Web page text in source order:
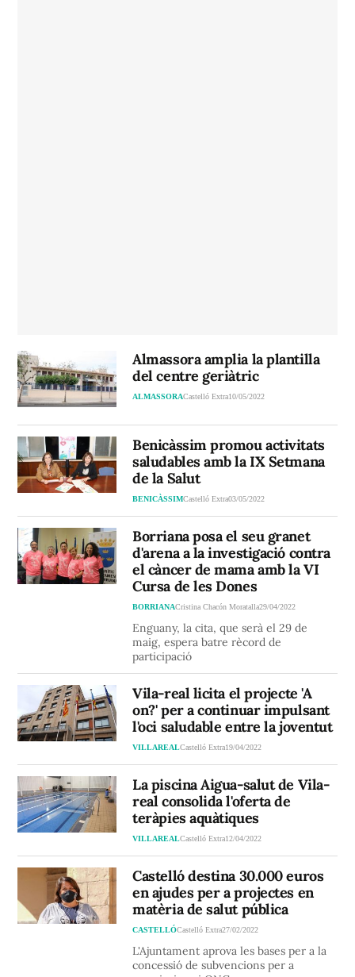
Almassora amplia la plantilla
del centre geriàtric
ALMASSORACastelló Extra10/05/2022
Benicàssim promou activitats
saludables amb la IX Setmana
de la Salut
BENICÀSSIMCastelló Extra03/05/2022
Borriana posa el seu granet
d'arena a la investigació contra
el càncer de mama amb la VI
Cursa de les Dones
BORRIANACristina Chacón Moratalla29/04/2022
Enguany, la cita, que serà el 29 de
maig, espera batre rècord de
participació
Vila-real licita el projecte 'A
on?' per a continuar impulsant
l'oci saludable entre la joventut
VILLAREALCastelló Extra19/04/2022
La piscina Aigua-salut de Vila-
real consolida l'oferta de
teràpies aquàtiques
VILLAREALCastelló Extra12/04/2022
Castelló destina 30.000 euros
en ajudes per a projectes en
matèria de salut pública
CASTELLÓCastelló Extra27/02/2022
L'Ajuntament aprova les bases per a la
concessió de subvencions per a